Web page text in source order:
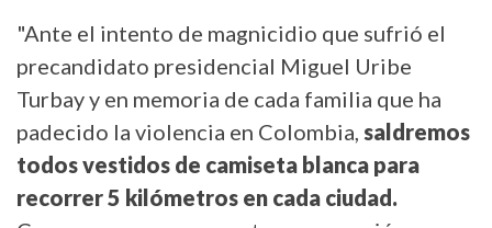
"Ante el intento de magnicidio que sufrió el
precandidato presidencial Miguel Uribe
Turbay y en memoria de cada familia que ha
padecido la violencia en Colombia, saldremos
todos vestidos de camiseta blanca para
recorrer 5 kilómetros en cada ciudad.